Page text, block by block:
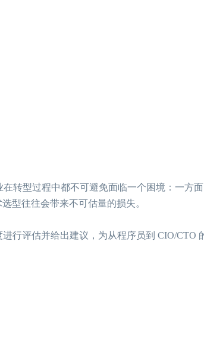
转型过程中都不可避免面临一个困境：一方
型往往会带来不可估量的损失。
行评估并给出建议，为从程序员到 CIO/CTO